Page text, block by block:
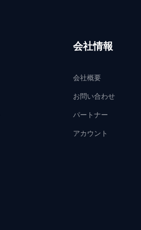
会社情報
会社概要
お問い合わせ
パートナー
アカウント